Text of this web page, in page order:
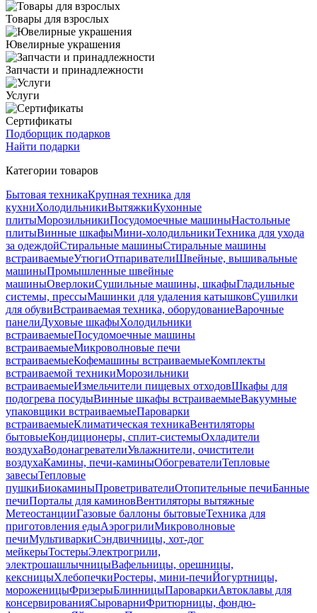
Товары для взрослых
Ювелирные украшения
Запчасти и принадлежности
Услуги
Сертификаты
Подборщик подарков
Найти подарки
Категории товаров
Бытовая техникаКрупная техника для
кухниХолодильникиВытяжкиКухонные
плитыМорозильникиПосудомоечные машиныНастольные
плитыВинные шкафыМини-холодильникиТехника для ухода
за одеждойСтиральные машиныСтиральные машины
встраиваемыеУтюгиОтпаривателиШвейные, вышивальные
машиныПромышленные швейные
машиныОверлокиСушильные машины, шкафыГладильные
системы, прессыМашинки для удаления катышковСушилки
для обувиВстраиваемая техника, оборудованиеВарочные
панелиДуховые шкафыХолодильники
встраиваемыеПосудомоечные машины
встраиваемыеМикроволновые печи
встраиваемыеКофемашины встраиваемыеКомплекты
встраиваемой техникиМорозильники
встраиваемыеИзмельчители пищевых отходовШкафы для
подогрева посудыВинные шкафы встраиваемыеВакуумные
упаковщики встраиваемыеПароварки
встраиваемыеКлиматическая техникаВентиляторы
бытовыеКондиционеры, сплит-системыОхладители
воздухаВодонагревателиУвлажнители, очистители
воздухаКамины, печи-каминыОбогревателиТепловые
завесыТепловые
пушкиБиокаминыПроветривателиОтопительные печиБанные
печиПорталы для каминовВентиляторы вытяжные
МетеостанцииГазовые баллоны бытовыеТехника для
приготовления едыАэрогрилиМикроволновые
печиМультиваркиСэндвичницы, хот-дог
мейкерыТостерыЭлектрогрили,
электрошашлычницыВафельницы, орешницы,
кексницыХлебопечкиРостеры, мини-печиЙогуртницы,
мороженицыФризерыБлинницыПароваркиАвтоклавы для
консервированияСыроварниФритюрницы, фондю-